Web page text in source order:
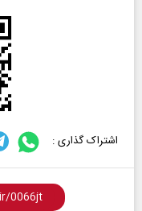
اشتراک گذاری :